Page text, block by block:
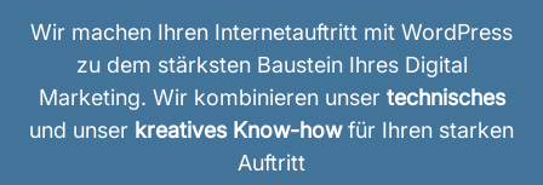
Wir machen Ihren Internetauftritt mit WordPress
zu dem stärksten Baustein Ihres Digital
Marketing. Wir kombinieren unser technisches
und unser kreatives Know-howfür Ihren starken
Auftritt